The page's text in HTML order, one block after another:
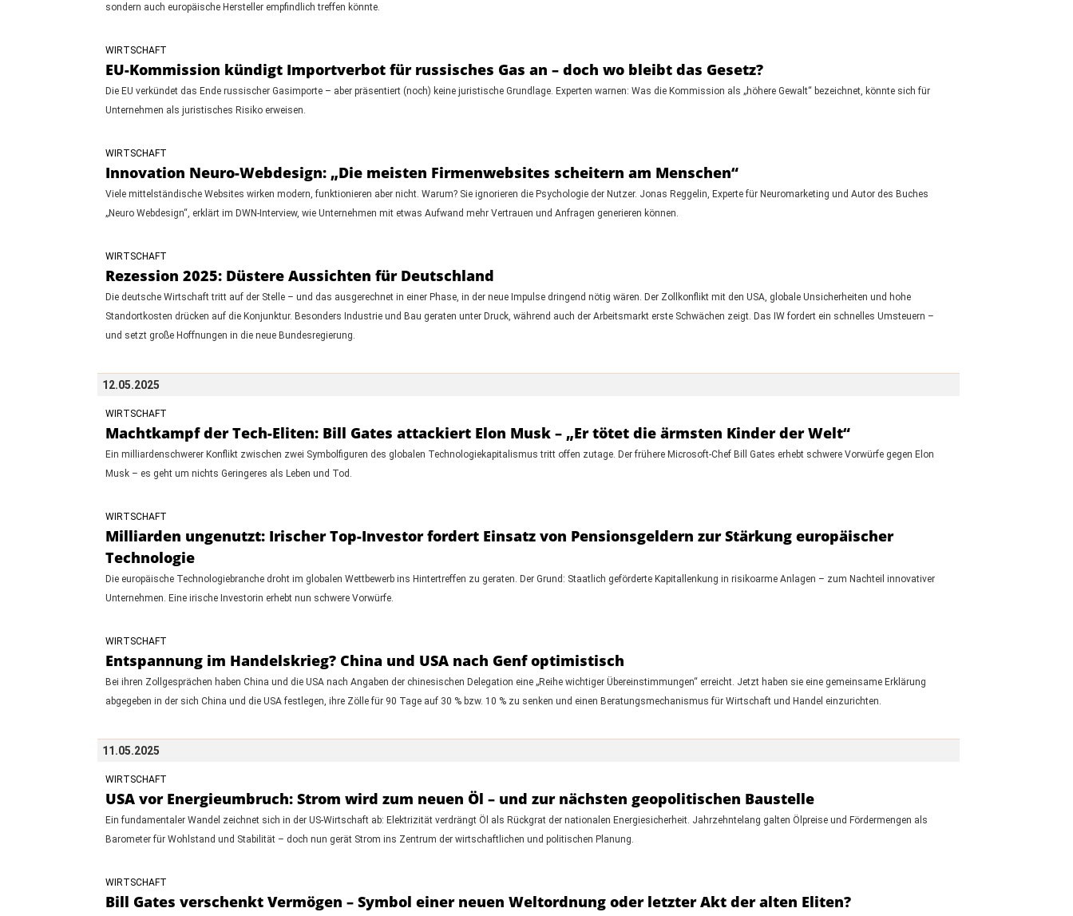
sondern auch europäische Hersteller empfindlich treffen könnte.
WIRTSCHAFT
EU-Kommission kündigt Importverbot für russisches Gas an – doch wo bleibt das Gesetz?
Die EU verkündet das Ende russischer Gasimporte – aber präsentiert (noch) keine juristische Grundlage. Experten warnen: Was die Kommission als „höhere Gewalt“ bezeichnet, könnte sich für
Unternehmen als juristisches Risiko erweisen.
WIRTSCHAFT
Innovation Neuro-Webdesign: „Die meisten Firmenwebsites scheitern am Menschen“
Viele mittelständische Websites wirken modern, funktionieren aber nicht. Warum? Sie ignorieren die Psychologie der Nutzer. Jonas Reggelin, Experte für Neuromarketing und Autor des Buches
„Neuro Webdesign“, erklärt im DWN-Interview, wie Unternehmen mit etwas Aufwand mehr Vertrauen und Anfragen generieren können.
WIRTSCHAFT
Rezession 2025: Düstere Aussichten für Deutschland
Die deutsche Wirtschaft tritt auf der Stelle – und das ausgerechnet in einer Phase, in der neue Impulse dringend nötig wären. Der Zollkonflikt mit den USA, globale Unsicherheiten und hohe
Standortkosten drücken auf die Konjunktur. Besonders Industrie und Bau geraten unter Druck, während auch der Arbeitsmarkt erste Schwächen zeigt. Das IW fordert ein schnelles Umsteuern –
und setzt große Hoffnungen in die neue Bundesregierung.
12.05.2025
WIRTSCHAFT
Machtkampf der Tech-Eliten: Bill Gates attackiert Elon Musk – „Er tötet die ärmsten Kinder der Welt“
Ein milliardenschwerer Konflikt zwischen zwei Symbolfiguren des globalen Technologiekapitalismus tritt offen zutage. Der frühere Microsoft-Chef Bill Gates erhebt schwere Vorwürfe gegen Elon
Musk – es geht um nichts Geringeres als Leben und Tod.
WIRTSCHAFT
Milliarden ungenutzt: Irischer Top-Investor fordert Einsatz von Pensionsgeldern zur Stärkung europäischer
Technologie
Die europäische Technologiebranche droht im globalen Wettbewerb ins Hintertreffen zu geraten. Der Grund: Staatlich geförderte Kapitallenkung in risikoarme Anlagen – zum Nachteil innovativer
Unternehmen. Eine irische Investorin erhebt nun schwere Vorwürfe.
WIRTSCHAFT
Entspannung im Handelskrieg? China und USA nach Genf optimistisch
Bei ihren Zollgesprächen haben China und die USA nach Angaben der chinesischen Delegation eine „Reihe wichtiger Übereinstimmungen“ erreicht. Jetzt haben sie eine gemeinsame Erklärung
abgegeben in der sich China und die USA festlegen, ihre Zölle für 90 Tage auf 30 % bzw. 10 % zu senken und einen Beratungsmechanismus für Wirtschaft und Handel einzurichten.
11.05.2025
WIRTSCHAFT
USA vor Energieumbruch: Strom wird zum neuen Öl – und zur nächsten geopolitischen Baustelle
Ein fundamentaler Wandel zeichnet sich in der US-Wirtschaft ab: Elektrizität verdrängt Öl als Rückgrat der nationalen Energiesicherheit. Jahrzehntelang galten Ölpreise und Fördermengen als
Barometer für Wohlstand und Stabilität – doch nun gerät Strom ins Zentrum der wirtschaftlichen und politischen Planung.
WIRTSCHAFT
Bill Gates verschenkt Vermögen – Symbol einer neuen Weltordnung oder letzter Akt der alten Eliten?